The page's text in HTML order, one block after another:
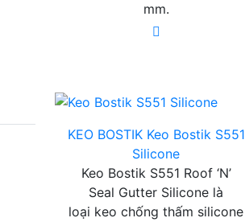
mm.
KEO BOSTIK Keo Bostik S551
Silicone
Keo Bostik S551 Roof ‘N’
Seal Gutter Silicone là
loại keo chống thấm silicone